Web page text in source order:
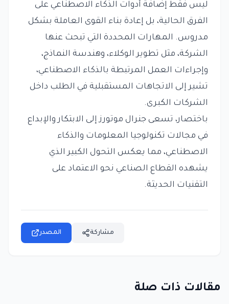
ليس فقط إضافة أدوات الذكاء الاصطناعي على
الفرق الحالية، بل إعادة بناء القوى العاملة بشكل
مدروس. المهارات المحددة التي تبحث عنها
الشركة، مثل تطوير الوكلاء، وهندسة النماذج،
وإجراءات العمل المرتبطة بالذكاء الاصطناعي،
تشير إلى الاتجاهات المستقبلية في الطلب داخل
الشركات الكبرى.
باختصار، تسعى جنرال موتورز إلى الابتكار والإبداع
في مجالات تكنولوجيا المعلومات والذكاء
الاصطناعي، مما يعكس التحول الكبير الذي
يشهده القطاع الصناعي نحو الاعتماد على
التقنيات الحديثة.
المصدر مشاركة
مقالات ذات صلة